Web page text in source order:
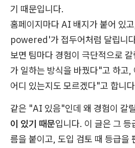
기 때문입니다.
홈페이지마다 AI 배지가 붙어 있
powered'가 접두어처럼 달립니
보면 팀마다 경험이 극단적으로
가 일하는 방식을 바꿨다"고 하고
어디 있는지도 모르겠다"고 합니
같은 "AI 있음"인데 왜 경험이 갈
이 있기 때문입니다. 이 글은 그 등
름을 붙이고, 도입 검토 때 등급을